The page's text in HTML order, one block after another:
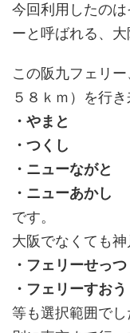
今回利用したの
ーと呼ばれる、大
この阪九フェリ
５８ｋｍ）を行
・やまと
・つくし
・ニューながと
・ニューあかし
です。
大阪でなくても神
・フェリーせっつ
・フェリーすおう
等も選択範囲でし